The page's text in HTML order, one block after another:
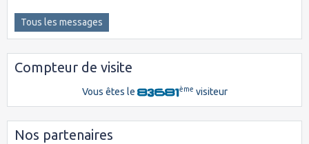
Tous les messages
Compteur de visite
Vous êtes le ème visiteur
Nos partenaires